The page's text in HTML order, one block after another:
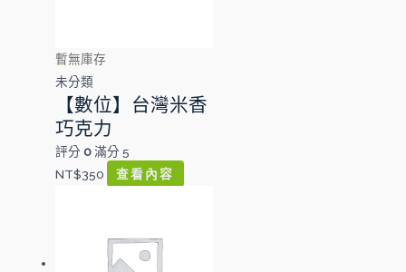
暫無庫存
未分類
【數位】台灣米香
巧克力
評分0滿分 5
NT$350 查看內容